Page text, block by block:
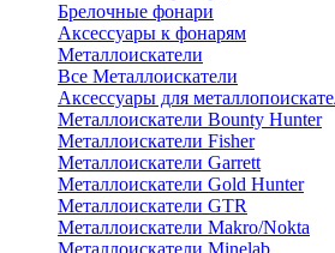
Брелочные фонари
Аксессуары к фонарям
Металлоискатели
Все Металлоискатели
Аксессуары для
Металлоискатели Bounty Hunter
Металлоискатели Fisher
Металлоискатели Garrett
Металлоискатели Gold Hunter
Металлоискатели GTR
Металлоискатели Makro/Nokta
Металлоискатели Minelab